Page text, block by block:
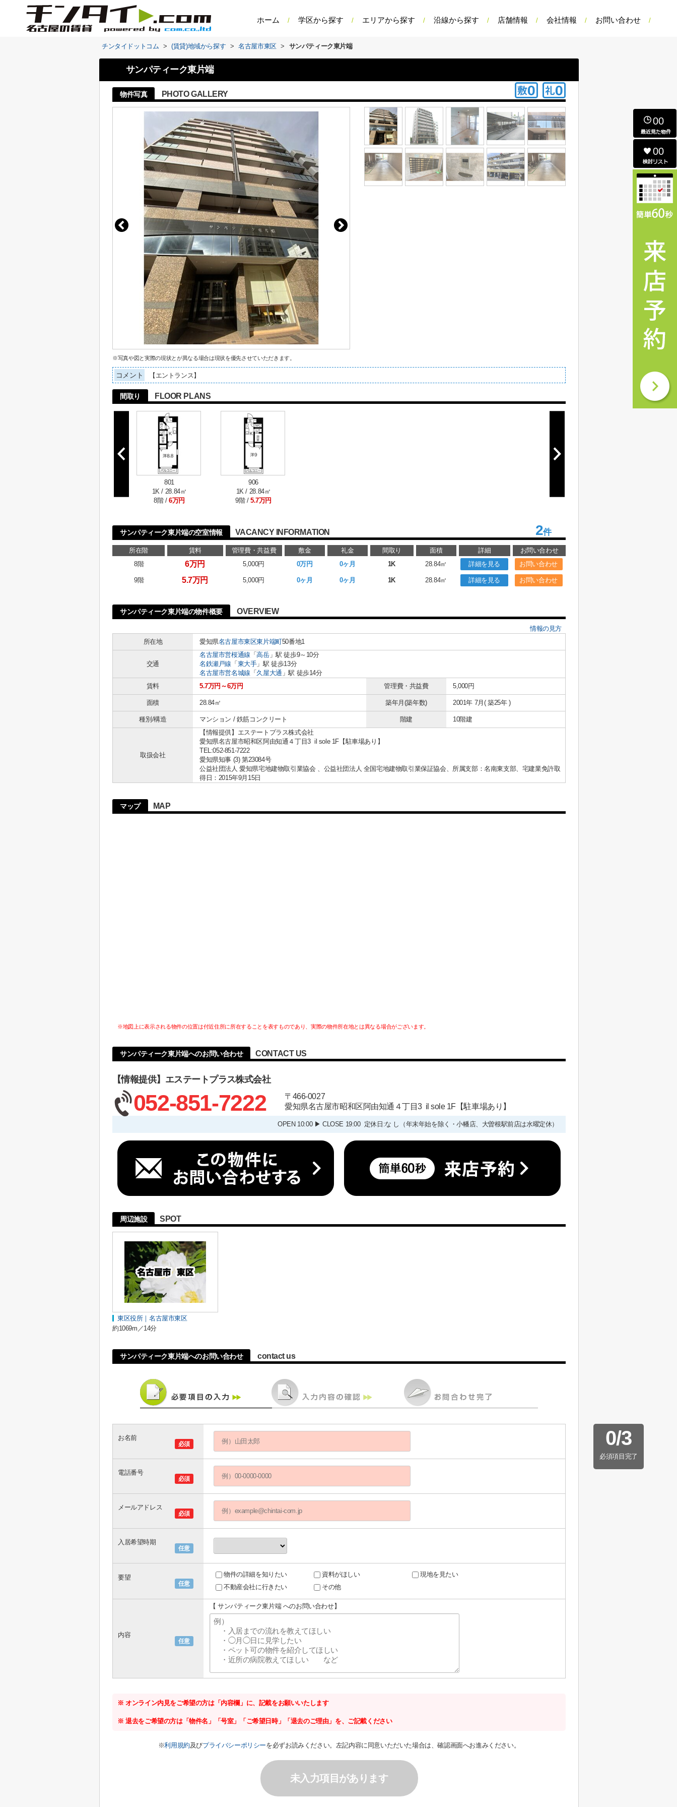
ホーム 学区から探す エリアから探す 沿線から探す 店舗情報 会社情報 お問い合わせ
チンタイドットコム > (賃貸)地域から探す > 名古屋市東区 > サンパティーク東片端
サンパティーク東片端
物件写真 PHOTO GALLERY
※写真や図と実際の現状とが異なる場合は現状を優先させていただきます。
コメント 【エントランス】
間取り FLOOR PLANS
801
1K / 28.84㎡
8階 /6万円
906
1K / 28.84㎡
9階 / 5.7万円
サンパティーク東片端の空室情報 VACANCY INFORMATION 2件
所在階 賃料 管理費・共益費 敷金 礼金 間取り 面積 詳細
お問い合わせ
8階
6万円 5,000円 0万円 0ヶ月 1K 28.84㎡ 詳細を見る お問い合わせ
9階 5.7万円 5,000円 0ヶ月 0ヶ月 1K 28.84㎡ 詳細を見る お問い合わせ
サンパティーク東片端の物件概要 OVERVIEW
情報の見方
所在地
愛知県名古屋市東区東片端町50番地1
交通
名古屋市営桜通線 「高岳」駅 徒歩9～10分
名鉄瀬戸線 「 東大手」駅 徒歩13分
名古屋市営名城線 「 久屋大通 」駅 徒歩14分
賃料
5.7万円～6万円 管理費・共益費 5,000円
面積 28.84㎡ 築年月(築年数) 2001年 7月( 築25年 )
種別/構造 マンション / 鉄筋コンクリート 階建 10階建
取扱会社
【情報提供】エステートプラス株式会社
愛知県名古屋市昭和区阿由知通４丁目3 il sole 1F【駐車場あり】
TEL:052-851-7222
愛知県知事 (3) 第23084号
公益社団法人 愛知県宅地建物取引業協会 、公益社団法人 全国宅地建物取引業保証協会、所属支部：名南東支部、宅建業免許取
得日：2015年9月15日
マップ MAP
※地図上に表示される物件の位置は付近住所に所在することを表すものであり、実際の物件所在地とは異なる場合がございます。
サンパティーク東片端へのお問い合わせ CONTACT US
【情報提供】エステートプラス株式会社
052-851-7222
〒466-0027
愛知県名古屋市昭和区阿由知通４丁目3 il sole 1F【駐車場あり】
OPEN 10:00 ▶ CLOSE 19:00 定休日:な し（年末年始を除く・小幡店、大曽根駅前店は水曜定休）
周辺施設 SPOT
東区役所｜名古屋市東区
約1069m／14分
サンパティーク東片端へのお問い合わせ contact us
0/3
必須項目完了
必須
お名前
必須
電話番号
必須
メールアドレス
任意
入居希望時期
任意
要望 物件の詳細を知りたい 資料がほしい
現地を見たい
不動産会社に行きたい
その他
任意
内容
【 サンパティーク東片端 へのお問い合わせ】
※ オンライン内見をご希望の方は「内容欄」に、記載をお願いいたします
※ 退去をご希望の方は「物件名」「号室」「ご希望日時」「退去のご理由」を、ご記載ください
※利用規約及びプライバシーポリシーを必ずお読みください。左記内容に同意いただいた場合は、確認画面へお進みください。
未入力項目があります
00
00